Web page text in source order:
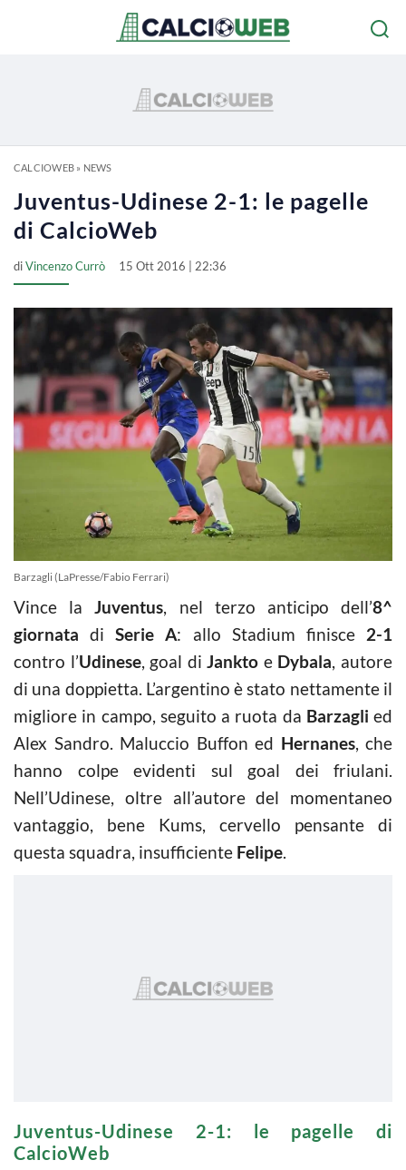
CALCIOWEB» NEWS
Juventus-Udinese 2-1: le pagelle
di CalcioWeb
diVincenzo Currò 15 Ott 2016 | 22:36
Barzagli (LaPresse/Fabio Ferrari)
Vince laJuventus, nel terzo anticipo dell’8^
giornata diSerie A: allo Stadium finisce 2-1
contro l’Udinese, goal diJankto e Dybala, autore
di una doppietta. L’argentino è stato nettamente il
migliore in campo, seguito a ruota da Barzagli ed
Alex Sandro. Maluccio Buffon ed Hernanes, che
hanno colpe evidenti sul goal dei friulani.
Nell’Udinese, oltre all’autore del momentaneo
vantaggio, bene Kums, cervello pensante di
questa squadra, insufficiente Felipe.
Juventus-Udinese 2-1: le pagelle di
CalcioWeb